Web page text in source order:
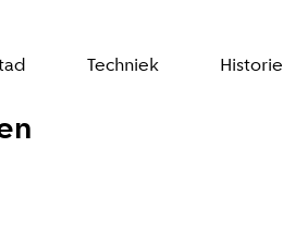
Techniek Historie